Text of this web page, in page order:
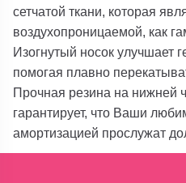
сетчатой ткани, которая
воздухопроницаемой, как
Изогнутый носок улучшает
помогая плавно
Прочная резина на нижней
гарантирует, что Ваши
амортизацией прослужат